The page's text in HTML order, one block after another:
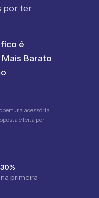
por ter
é
Barato
acessória
é feita por
primeira